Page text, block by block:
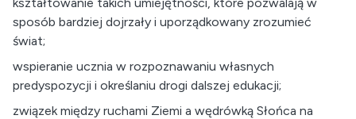
sposób bardziej dojrzały i uporządkowany zrozumieć
świat;
wspieranie ucznia w rozpoznawaniu własnych
predyspozycji i określaniu drogi dalszej edukacji;
związek między ruchami Ziemi a wędrówką Słońca na